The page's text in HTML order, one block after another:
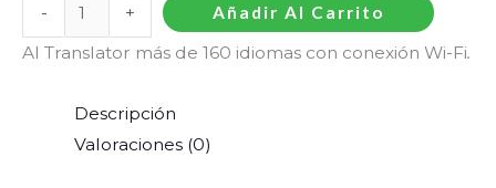
- + Añadir Al Carrito
AI Translator más de 160 idiomas con conexión Wi-Fi.
Descripción
Valoraciones (0)